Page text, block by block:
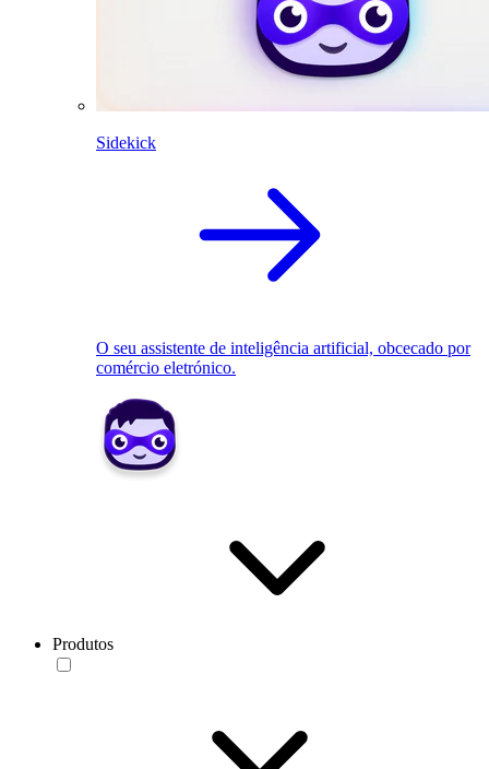
Sidekick
O seu assistente de inteligência artificial, obcecado por
comércio eletrónico.
Produtos